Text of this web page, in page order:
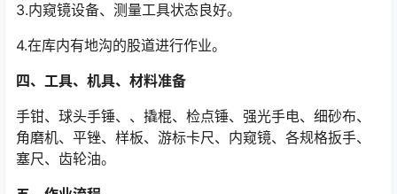
3.内窥镜设备、测量工具状态良好。
4.在库内有地沟的股道进行作业。
四、工具、机具、材料准备
手钳、球头手锤、、撬棍、检点锤、强光手电、细砂布、
角磨机、平锉、样板、游标卡尺、内窥镜、各规格扳手、
塞尺、齿轮油。